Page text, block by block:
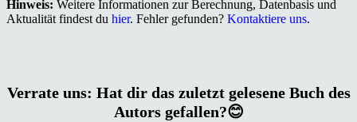
Hinweis: Weitere Informationen zur Berechnung, Datenbasis und
Aktualität findest du hier. Fehler gefunden? Kontaktiere uns.
Verrate uns: Hat dir das zuletzt gelesene Buch des
Autors gefallen?😊